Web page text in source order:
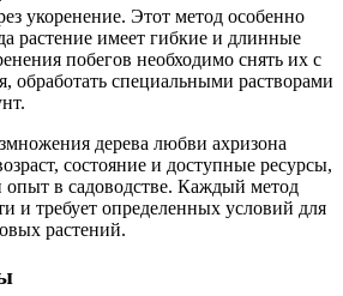
укоренение. Этот метод особенно
растение имеет гибкие и длинные
побегов необходимо снять их с
обработать специальными растворами
дерева любви ахризона
состояние и доступные ресурсы,
в садоводстве. Каждый метод
и требует определенных условий для
растений.